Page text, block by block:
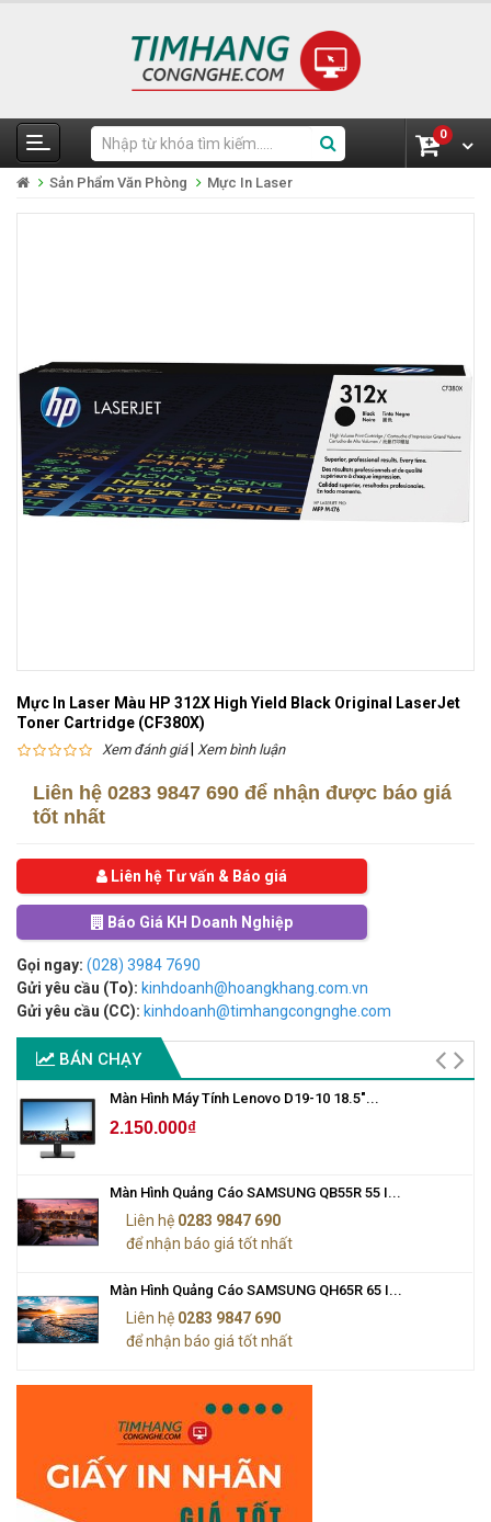
0
Sản Phẩm Văn Phòng Mực In Laser
Mực In Laser Màu HP 312X High Yield Black Original LaserJet
Toner Cartridge (CF380X)
Xem đánh giá| Xem bình luận
Liên hệ 0283 9847 690 để nhận được báo giá
tốt nhất
Liên hệ Tư vấn & Báo giá
Báo Giá KH Doanh Nghiệp
Gọi ngay: (028) 3984 7690
Gửi yêu cầu (To): kinhdoanh@hoangkhang.com.vn
Gửi yêu cầu (CC): kinhdoanh@timhangcongnghe.com
BÁN CHẠY
Màn Hình Máy Tính Lenovo D19-10 18.5"...
2.150.000₫
Màn Hình Quảng Cáo SAMSUNG QB55R 55 I...
Liên hệ 0283 9847 690
để nhận báo giá tốt nhất
Màn Hình Quảng Cáo SAMSUNG QH65R 65 I...
Liên hệ 0283 9847 690
để nhận báo giá tốt nhất